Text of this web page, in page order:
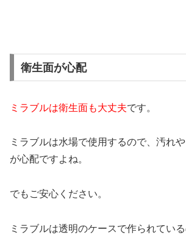
衛生面が心配
ミラブルは衛生面も大丈夫です。
ミラブルは水場で使用するので、汚れ
が心配ですよね。
でもご安心ください。
ミラブルは透明のケースで作られてい